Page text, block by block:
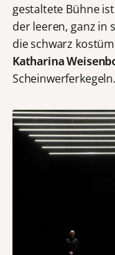
gestaltete Bühne
der leeren, ganz in
die schwarz
Katharina
Scheinwerferkegeln.